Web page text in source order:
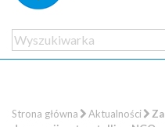
Strona główna Aktualności